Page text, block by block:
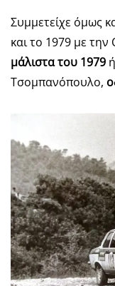
Συμμετείχε όμως
και το 1979 με την
μάλιστα του 1979
Τσομπανόπουλο,